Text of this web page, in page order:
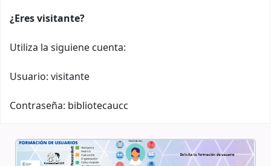
¿Eres visitante?
Utiliza la siguiene cuenta:
Usuario: visitante
Contraseña: bibliotecaucc